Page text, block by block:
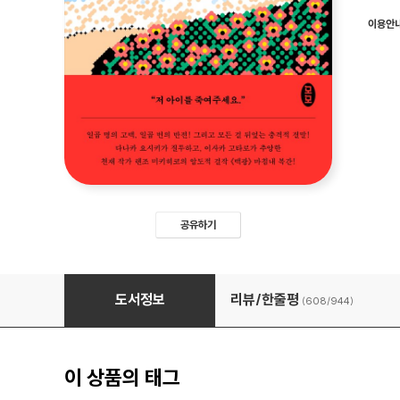
공유하기
이용안
도서정보 리뷰/한줄평 (608/944)
이 상품의 태그